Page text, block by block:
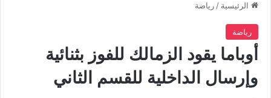
الرئيسية / رياضة
رياضة
أوباما يقود الزمالك للفوز بثنائية
وإرسال الداخلية للقسم الثاني